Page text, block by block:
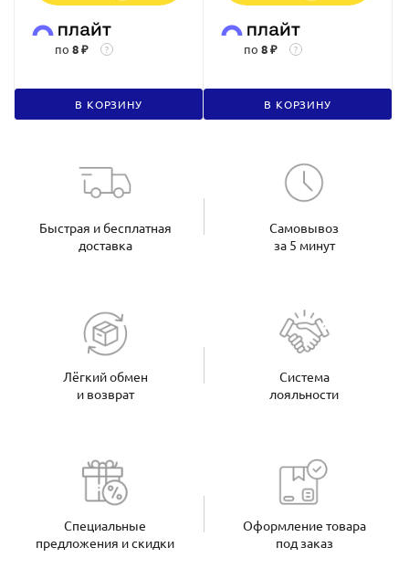
по 8 ₽ ?
В КОРЗИНУ
по 8 ₽ ?
В КОРЗИНУ
Быстрая и бесплатная
доставка
Самовывоз
за 5 минут
Лёгкий обмен
и возврат
Система
лояльности
Специальные
предложения и скидки
Оформление товара
под заказ